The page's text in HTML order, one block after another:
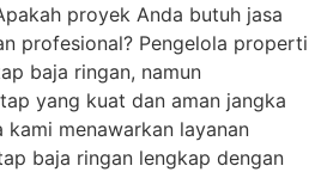
proyek Anda butuh jasa
profesional? Pengelola properti
baja ringan, namun
yang kuat dan aman jangka
kami menawarkan layanan
baja ringan lengkap dengan